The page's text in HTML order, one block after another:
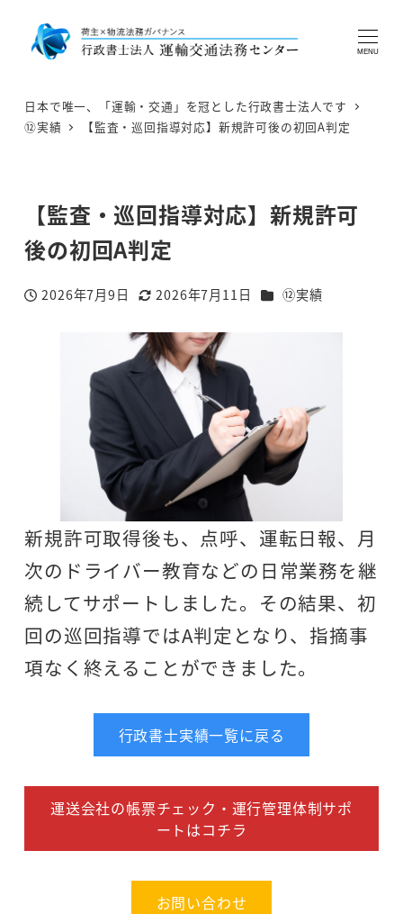
MENU
日本で唯一、「運輸・交通」を冠とした行政書士法人です
⑫実績
【監査・巡回指導対応】新規許可後の初回A判定
【監査・巡回指導対応】新規許可
後の初回A判定
投稿日
2026年7月9日
更新日
2026年7月11日 カテゴリー
⑫実績
新規許可取得後も、点呼、運転日報、月
次のドライバー教育などの日常業務を継
続してサポートしました。その結果、初
回の巡回指導ではA判定となり、指摘事
項なく終えることができました。
行政書士実績一覧に戻る
運送会社の帳票チェック・運行管理体制サポ
ートはコチラ
お問い合わせ